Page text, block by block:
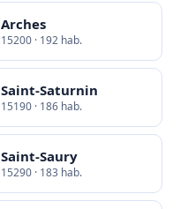
Arches
15200 · 192 hab.
Saint-Saturnin
15190 · 186 hab.
Saint-Saury
15290 · 183 hab.